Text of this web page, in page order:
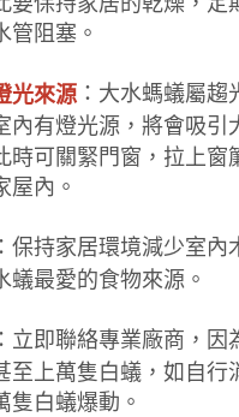
管阻塞。
光來源 ：大水螞蟻屬
內有燈光源，將會吸引
時可關緊門窗，拉上窗
屋內。
：保持家居環境減少室內
蟻最愛的食物來源。
：立即聯絡專業廠商，因
至上萬隻白蟻，如自行
隻白蟻爆動。